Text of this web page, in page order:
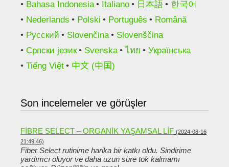
Bahasa Indonesia
Italiano 日本語
한국어
Nederlands
Polski Português
Română
Русский
Slovenčina
Slovenščina
Српски језик
Svenska ไทย
Українська
Tiếng Việt
中文 (中国)
Son incelemeler ve görüşler
FIBRE SELECT – ORGANIK YAŞAMSAL LIF (2024-08-16
21:49:46)
Fiber Select rutinime harika bir katkı oldu. Sindirime
yardımcı oluyor ve daha uzun süre tok kalmamı